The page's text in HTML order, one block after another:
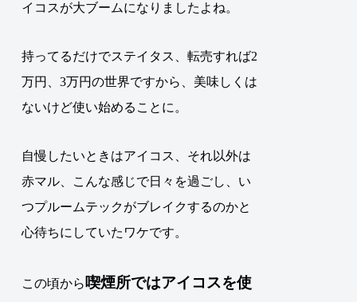
イコスが大ブームになりましたよね。
持ってるだけでステイタス、転売すれば2
万円、3万円の世界ですから、美味しくは
ないけど使い始めることに。
自慢したいときはアイコス、それ以外は
赤マル、こんな感じで日々を過ごし、い
つプルームテックがブレイクするのかと
心待ちにしていたワケです。
この頃から喫煙所ではアイコスを使